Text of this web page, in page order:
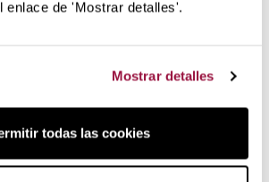
enlace de 'Mostrar detalles'.
Mostrar detalles
todas las cookies
con acero de alta
acero inoxidable CROMOVA
D escubre toda la gama de
tenemos en Lecuine.